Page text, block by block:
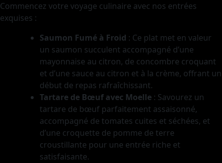
Commencez votre voyage culinaire avec nos entrées
exquises :
Saumon Fumé à Froid : Ce plat met en valeur
un saumon succulent accompagné d’une
mayonnaise au citron, de concombre croquant
et d’une sauce au citron et à la crème, offrant un
début de repas rafraîchissant.
Tartare de Bœuf avec Moelle : Savourez un
tartare de bœuf parfaitement assaisonné,
accompagné de tomates cuites et séchées, et
d’une croquette de pomme de terre
croustillante pour une entrée riche et
satisfaisante.